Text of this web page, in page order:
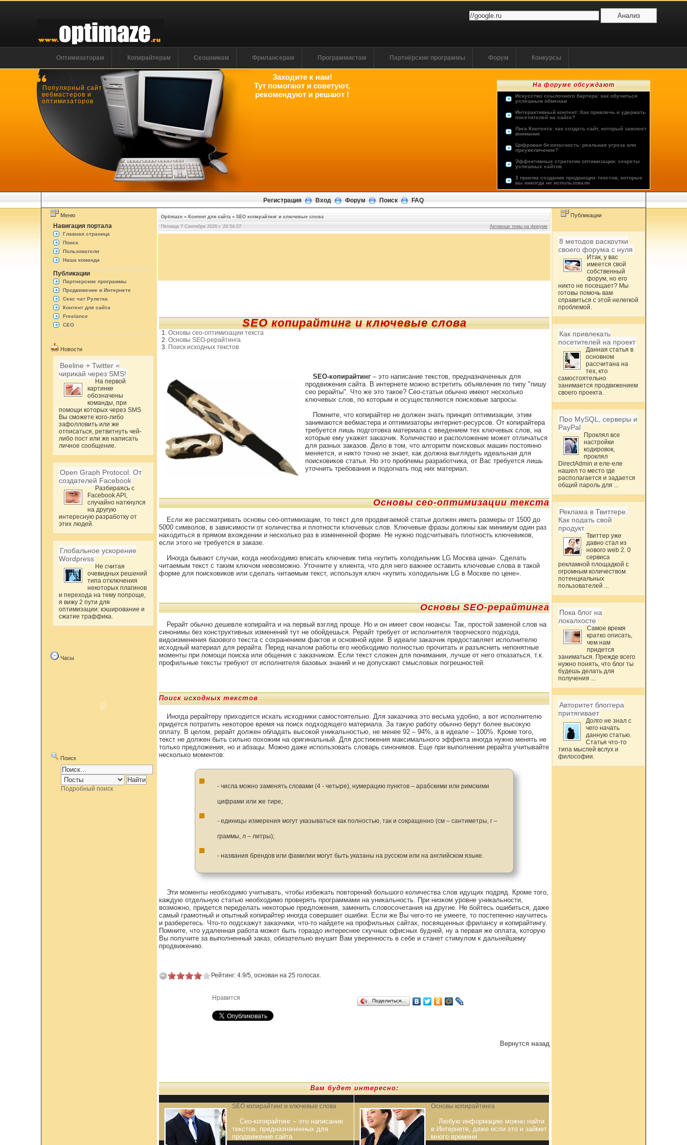
Оптимизаторам Копирайтерам Сеошникам Фрилансерам Программистам Партнёрские программы Форум Конкурсы
На форуме обсуждают
Искусство ссылочного бартера: как обучиться
успешным обменам
Интерактивный контент: Как привлечь и удержать
посетителей на сайте?
Лига Контента: как создать сайт, который завоюет
внимание
Цифровая безопасность: реальная угроза или
преувеличение?
Эффективные стратегии оптимизации: секреты
успешных сайтов
3 приема создания продающих текстов, которые
вы никогда не использовали
Опыт пользователей: лучшие хостинг-провайдеры
Популярный сайт
вебмастеров и
оптимизаторов
Заходите к нам!
Тут помогают и советуют,
рекомендуют и решают !
Регистрация Вход Форум Поиск FAQ
Меню
Навигация портала
Главная страница
Поиск
Пользователи
Наша команда
Публикации
Партнерские программы
Продвижение в Интернете
Секс чат Рулетка
Контент для сайта
Freelance
СЕО
Новости
Beeline + Twitter =
чирикай через SMS!
На первой
картинке
обозначены
команды, при
помощи которых через SMS
Вы сможете кого-либо
зафолловить или же
отписаться, ретвитнуть чей-
либо пост или же написать
личное сообщение.
Open Graph Protocol. От
создателей Facebook
Разбираясь с
Facebook API,
случайно наткнулся
на другую
интересную разработку от
этих людей.
Глобальное ускорение
Wordpress
Не считая
очевидных решений
типа отключения
некоторых плагинов
и перехода на тему попроще,
я вижу 2 пути для
оптимизации: кэширование и
сжатие траффика.
Часы
Поиск
Подробный поиск
Optimaze » Контент для сайта » SEO копирайтинг и ключевые слова
Пятница 7 Сентября 2026 г. 20:54:38
Активные темы на форуме
SEO копирайтинг и ключевые слова
Основы сео-оптимизации текста
Основы SEO-рерайтинга
Поиск исходных текстов
SEO-копирайтинг – это написание текстов, предназначенных для
продвижения сайта. В интернете можно встретить объявления по типу "пишу
сео рерайты". Что же это такое? Сео-статьи обычно имеют несколько
ключевых слов, по которым и осуществляются поисковые запросы.
Помните, что копирайтер не должен знать принцип оптимизации, этим
занимаются вебмастера и оптимизаторы интернет-ресурсов. От копирайтера
требуется лишь подготовка материала с введением тех ключевых слов, на
которые ему укажет заказчик. Количество и расположение может отличаться
для разных заказов. Дело в том, что алгоритм поисковых машин постоянно
меняется, и никто точно не знает, как должна выглядеть идеальная для
поисковиков статья. Но это проблемы разработчика, от Вас требуется лишь
уточнить требования и подогнать под них материал.
Основы сео-оптимизации текста
Если же рассматривать основы сео-оптимизации, то текст для продвигаемой статьи должен иметь размеры от 1500 до
5000 символов, в зависимости от количества и плотности ключевых слов. Ключевые фразы должны как минимум один раз
находиться в прямом вхождении и несколько раз в измененной форме. Не нужно подсчитывать плотность ключевиков,
если этого не требуется в заказе.
Иногда бывают случаи, когда необходимо вписать ключевик типа «купить холодильник LG Москва цена». Сделать
читаемым текст с таким ключом невозможно. Уточните у клиента, что для него важнее оставить ключевые слова в такой
форме для поисковиков или сделать читаемым текст, используя ключ «купить холодильник LG в Москве по цене».
Основы SEO-рерайтинга
Рерайт обычно дешевле копирайта и на первый взгляд проще. Но и он имеет свои нюансы. Так, простой заменой слов на
синонимы без конструктивных изменений тут не обойдешься. Рерайт требует от исполнителя творческого подхода,
видоизменения базового текста с сохранением фактов и основной идеи. В идеале заказчик предоставляет исполнителю
исходный материал для рерайта. Перед началом работы его необходимо полностью прочитать и разъяснить непонятные
моменты при помощи поиска или общения с заказчиком. Если текст сложен для понимания, лучше от него отказаться, т.к.
профильные тексты требуют от исполнителя базовых знаний и не допускают смысловых погрешностей.
Поиск исходных текстов
Иногда рерайтеру приходится искать исходники самостоятельно. Для заказчика это весьма удобно, а вот исполнителю
придется потратить некоторое время на поиск подходящего материала. За такую работу обычно берут более высокую
оплату. В целом, рерайт должен обладать высокой уникальностью, не менее 92 – 94%, а в идеале – 100%. Кроме того,
текст не должен быть сильно похожим на оригинальный. Для достижения максимального эффекта иногда нужно менять не
только предложения, но и абзацы. Можно даже использовать словарь синонимов. Еще при выполнении рерайта учитывайте
несколько моментов:
- числа можно заменять словами (4 - четыре), нумерацию пунктов – арабскими или римскими
цифрами или же тире;
- единицы измерения могут указываться как полностью, так и сокращенно (см – сантиметры, г –
граммы, л – литры);
- названия брендов или фамилии могут быть указаны на русском или на английском языке.
Эти моменты необходимо учитывать, чтобы избежать повторений большого количества слов идущих подряд. Кроме того,
каждую отдельную статью необходимо проверять программами на уникальность. При низком уровне уникальности,
возможно, придется переделать некоторые предложения, заменить словосочетания на другие. Не бойтесь ошибиться, даже
самый грамотный и опытный копирайтер иногда совершает ошибки. Если же Вы чего-то не умеете, то постепенно научитесь
и разберетесь. Что-то подскажут заказчики, что-то найдете на профильных сайтах, посвященных фрилансу и копирайтингу.
Помните, что удаленная работа может быть гораздо интереснее скучных офисных будней, ну а первая же оплата, которую
Вы получите за выполненный заказ, обязательно внушит Вам уверенность в себе и станет стимулом к дальнейшему
продвижению.
Рейтинг: 4.9/5, основан на 25 голосах.
Нравится Поделиться…
Вернутся назад
Вам будет интересно:
SEO копирайтинг и ключевые слова
Сео-копирайтинг – это написание
текстов, предназначенных для
продвижения сайта
Основы копирайтинга
Любую информацию можно найти
в Интернете, даже если это и займет
много времени
Публикации
8 методов раскрутки
своего форума с нуля
Итак, у вас
имеется свой
собственный
форум, но его
никто не посещает? Мы
готовы помочь вам
справиться с этой нелегкой
проблемой.
Как привлекать
посетителей на проект
Данная статья в
основном
рассчитана на
тех, кто
самостоятельно
занимается продвижением
своего проекта.
Про MySQL, серверы и
PayPal
Проклял все
настройки
кодировок,
проклял
DirectAdmin и еле-еле
нашел то место где
располагается и задается
общий пароль для ...
Реклама в Твиттере.
Как подать свой
продукт
Твиттер уже
давно стал из
нового web 2. 0
сервиса
рекламной площадкой с
огромным количеством
потенциальных
пользователей ...
Пока блог на
локалхосте
Самое время
кратко описать,
чем нам
придется
заниматься. Прежде всего
нужно понять, что блог ты
будешь делать для
получения ...
Авторитет блоггера
притягивает
Долго не знал с
чего начать
данную статью.
Статья что-то
типа мыслей вслух и
философии.